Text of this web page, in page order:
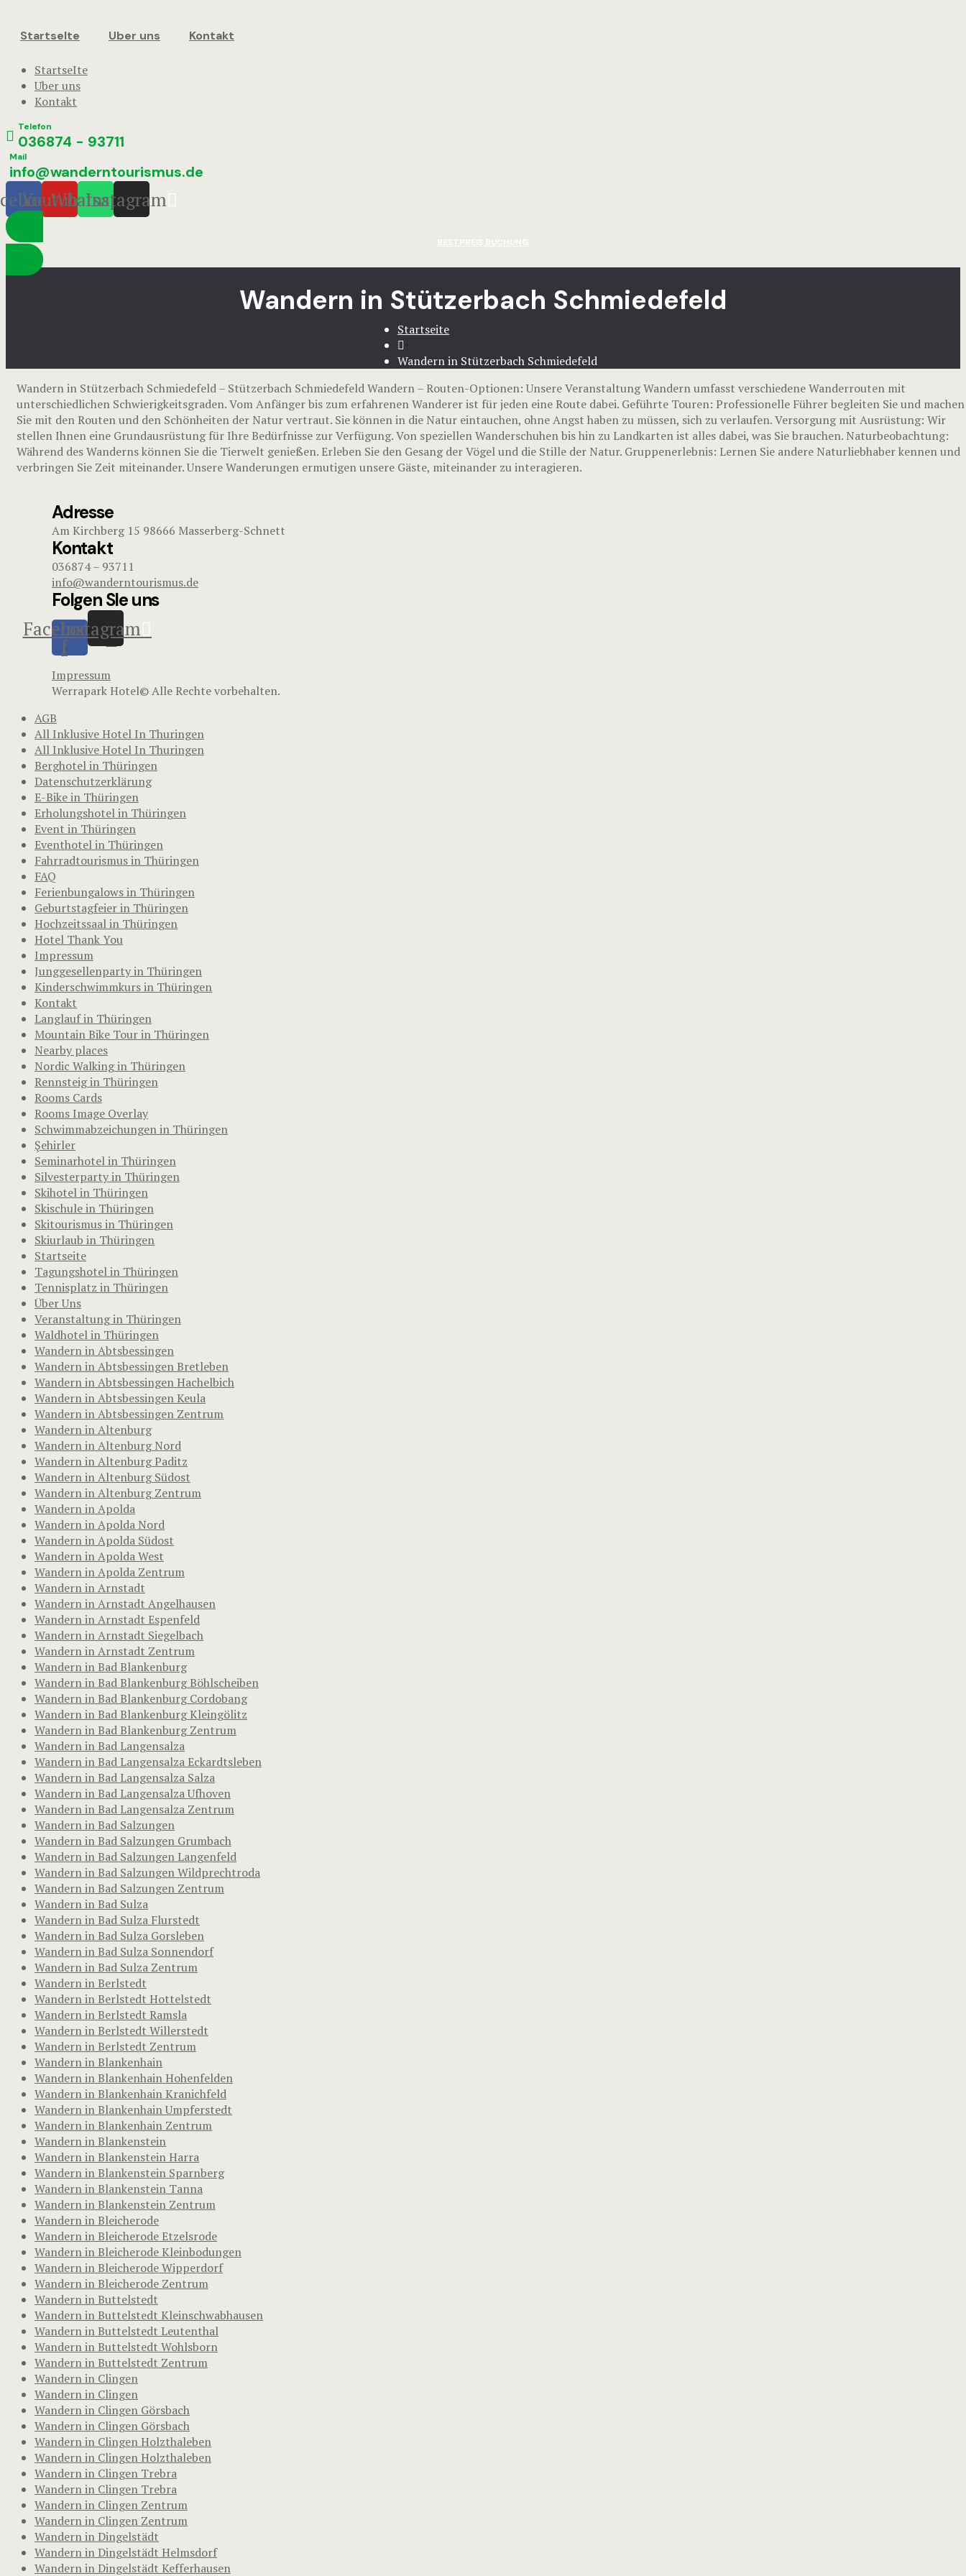
StartseIte Uber uns Kontakt
StartseIte
Uber uns
Kontakt
Telefon
036874 - 93711
Mail
info@wanderntourismus.de
Youtube
Whatsapp
Instagram
BESTPREIS BUCHUNG
Wandern in Stützerbach Schmiedefeld
Startseite
Wandern in Stützerbach Schmiedefeld
Wandern in Stützerbach Schmiedefeld – Stützerbach Schmiedefeld Wandern – Routen-Optionen: Unsere Veranstaltung Wandern umfasst verschiedene Wanderrouten mit
unterschiedlichen Schwierigkeitsgraden. Vom Anfänger bis zum erfahrenen Wanderer ist für jeden eine Route dabei. Geführte Touren: Professionelle Führer begleiten Sie und machen
Sie mit den Routen und den Schönheiten der Natur vertraut. Sie können in die Natur eintauchen, ohne Angst haben zu müssen, sich zu verlaufen. Versorgung mit Ausrüstung: Wir
stellen Ihnen eine Grundausrüstung für Ihre Bedürfnisse zur Verfügung. Von speziellen Wanderschuhen bis hin zu Landkarten ist alles dabei, was Sie brauchen. Naturbeobachtung:
Während des Wanderns können Sie die Tierwelt genießen. Erleben Sie den Gesang der Vögel und die Stille der Natur. Gruppenerlebnis: Lernen Sie andere Naturliebhaber kennen und
verbringen Sie Zeit miteinander. Unsere Wanderungen ermutigen unsere Gäste, miteinander zu interagieren.
Adresse
Am Kirchberg 15 98666 Masserberg-Schnett
Kontakt
036874 – 93711
info@wanderntourismus.de
Folgen SIe uns
Facebook-
f
Instagram
Impressum
Werrapark Hotel© Alle Rechte vorbehalten.
AGB
All Inklusive Hotel In Thuringen
All Inklusive Hotel In Thuringen
Berghotel in Thüringen
Datenschutzerklärung
E-Bike in Thüringen
Erholungshotel in Thüringen
Event in Thüringen
Eventhotel in Thüringen
Fahrradtourismus in Thüringen
FAQ
Ferienbungalows in Thüringen
Geburtstagfeier in Thüringen
Hochzeitssaal in Thüringen
Hotel Thank You
Impressum
Junggesellenparty in Thüringen
Kinderschwimmkurs in Thüringen
Kontakt
Langlauf in Thüringen
Mountain Bike Tour in Thüringen
Nearby places
Nordic Walking in Thüringen
Rennsteig in Thüringen
Rooms Cards
Rooms Image Overlay
Schwimmabzeichungen in Thüringen
Şehirler
Seminarhotel in Thüringen
Silvesterparty in Thüringen
Skihotel in Thüringen
Skischule in Thüringen
Skitourismus in Thüringen
Skiurlaub in Thüringen
Startseite
Tagungshotel in Thüringen
Tennisplatz in Thüringen
Über Uns
Veranstaltung in Thüringen
Waldhotel in Thüringen
Wandern in Abtsbessingen
Wandern in Abtsbessingen Bretleben
Wandern in Abtsbessingen Hachelbich
Wandern in Abtsbessingen Keula
Wandern in Abtsbessingen Zentrum
Wandern in Altenburg
Wandern in Altenburg Nord
Wandern in Altenburg Paditz
Wandern in Altenburg Südost
Wandern in Altenburg Zentrum
Wandern in Apolda
Wandern in Apolda Nord
Wandern in Apolda Südost
Wandern in Apolda West
Wandern in Apolda Zentrum
Wandern in Arnstadt
Wandern in Arnstadt Angelhausen
Wandern in Arnstadt Espenfeld
Wandern in Arnstadt Siegelbach
Wandern in Arnstadt Zentrum
Wandern in Bad Blankenburg
Wandern in Bad Blankenburg Böhlscheiben
Wandern in Bad Blankenburg Cordobang
Wandern in Bad Blankenburg Kleingölitz
Wandern in Bad Blankenburg Zentrum
Wandern in Bad Langensalza
Wandern in Bad Langensalza Eckardtsleben
Wandern in Bad Langensalza Salza
Wandern in Bad Langensalza Ufhoven
Wandern in Bad Langensalza Zentrum
Wandern in Bad Salzungen
Wandern in Bad Salzungen Grumbach
Wandern in Bad Salzungen Langenfeld
Wandern in Bad Salzungen Wildprechtroda
Wandern in Bad Salzungen Zentrum
Wandern in Bad Sulza
Wandern in Bad Sulza Flurstedt
Wandern in Bad Sulza Gorsleben
Wandern in Bad Sulza Sonnendorf
Wandern in Bad Sulza Zentrum
Wandern in Berlstedt
Wandern in Berlstedt Hottelstedt
Wandern in Berlstedt Ramsla
Wandern in Berlstedt Willerstedt
Wandern in Berlstedt Zentrum
Wandern in Blankenhain
Wandern in Blankenhain Hohenfelden
Wandern in Blankenhain Kranichfeld
Wandern in Blankenhain Umpferstedt
Wandern in Blankenhain Zentrum
Wandern in Blankenstein
Wandern in Blankenstein Harra
Wandern in Blankenstein Sparnberg
Wandern in Blankenstein Tanna
Wandern in Blankenstein Zentrum
Wandern in Bleicherode
Wandern in Bleicherode Etzelsrode
Wandern in Bleicherode Kleinbodungen
Wandern in Bleicherode Wipperdorf
Wandern in Bleicherode Zentrum
Wandern in Buttelstedt
Wandern in Buttelstedt Kleinschwabhausen
Wandern in Buttelstedt Leutenthal
Wandern in Buttelstedt Wohlsborn
Wandern in Buttelstedt Zentrum
Wandern in Clingen
Wandern in Clingen
Wandern in Clingen Görsbach
Wandern in Clingen Görsbach
Wandern in Clingen Holzthaleben
Wandern in Clingen Holzthaleben
Wandern in Clingen Trebra
Wandern in Clingen Trebra
Wandern in Clingen Zentrum
Wandern in Clingen Zentrum
Wandern in Dingelstädt
Wandern in Dingelstädt Helmsdorf
Wandern in Dingelstädt Kefferhausen